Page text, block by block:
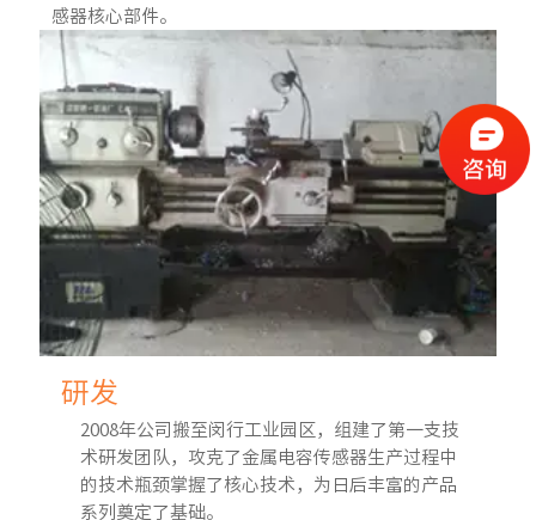
感器核心部件。
研发
2008年公司搬至闵行工业园区，组建了第一支技
术研发团队，攻克了金属电容传感器生产过程中
的技术瓶颈掌握了核心技术，为日后丰富的产品
系列奠定了基础。